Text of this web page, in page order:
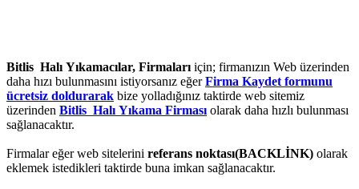
Bitlis Halı Yıkamacılar, Firmalarıiçin; firmanızın Web üzerinden
daha hızı bulunmasını istiyorsanız eğerFirma Kaydet formunu
ücretsiz doldurarak bize yolladığınız taktirde web sitemiz
üzerinden Bitlis Halı Yıkama Firmasıolarak daha hızlı bulunması
sağlanacaktır.
Firmalar eğer web sitelerini referans noktası(BACKLİNK) olarak
eklemek istedikleri taktirde buna imkan sağlanacaktır.